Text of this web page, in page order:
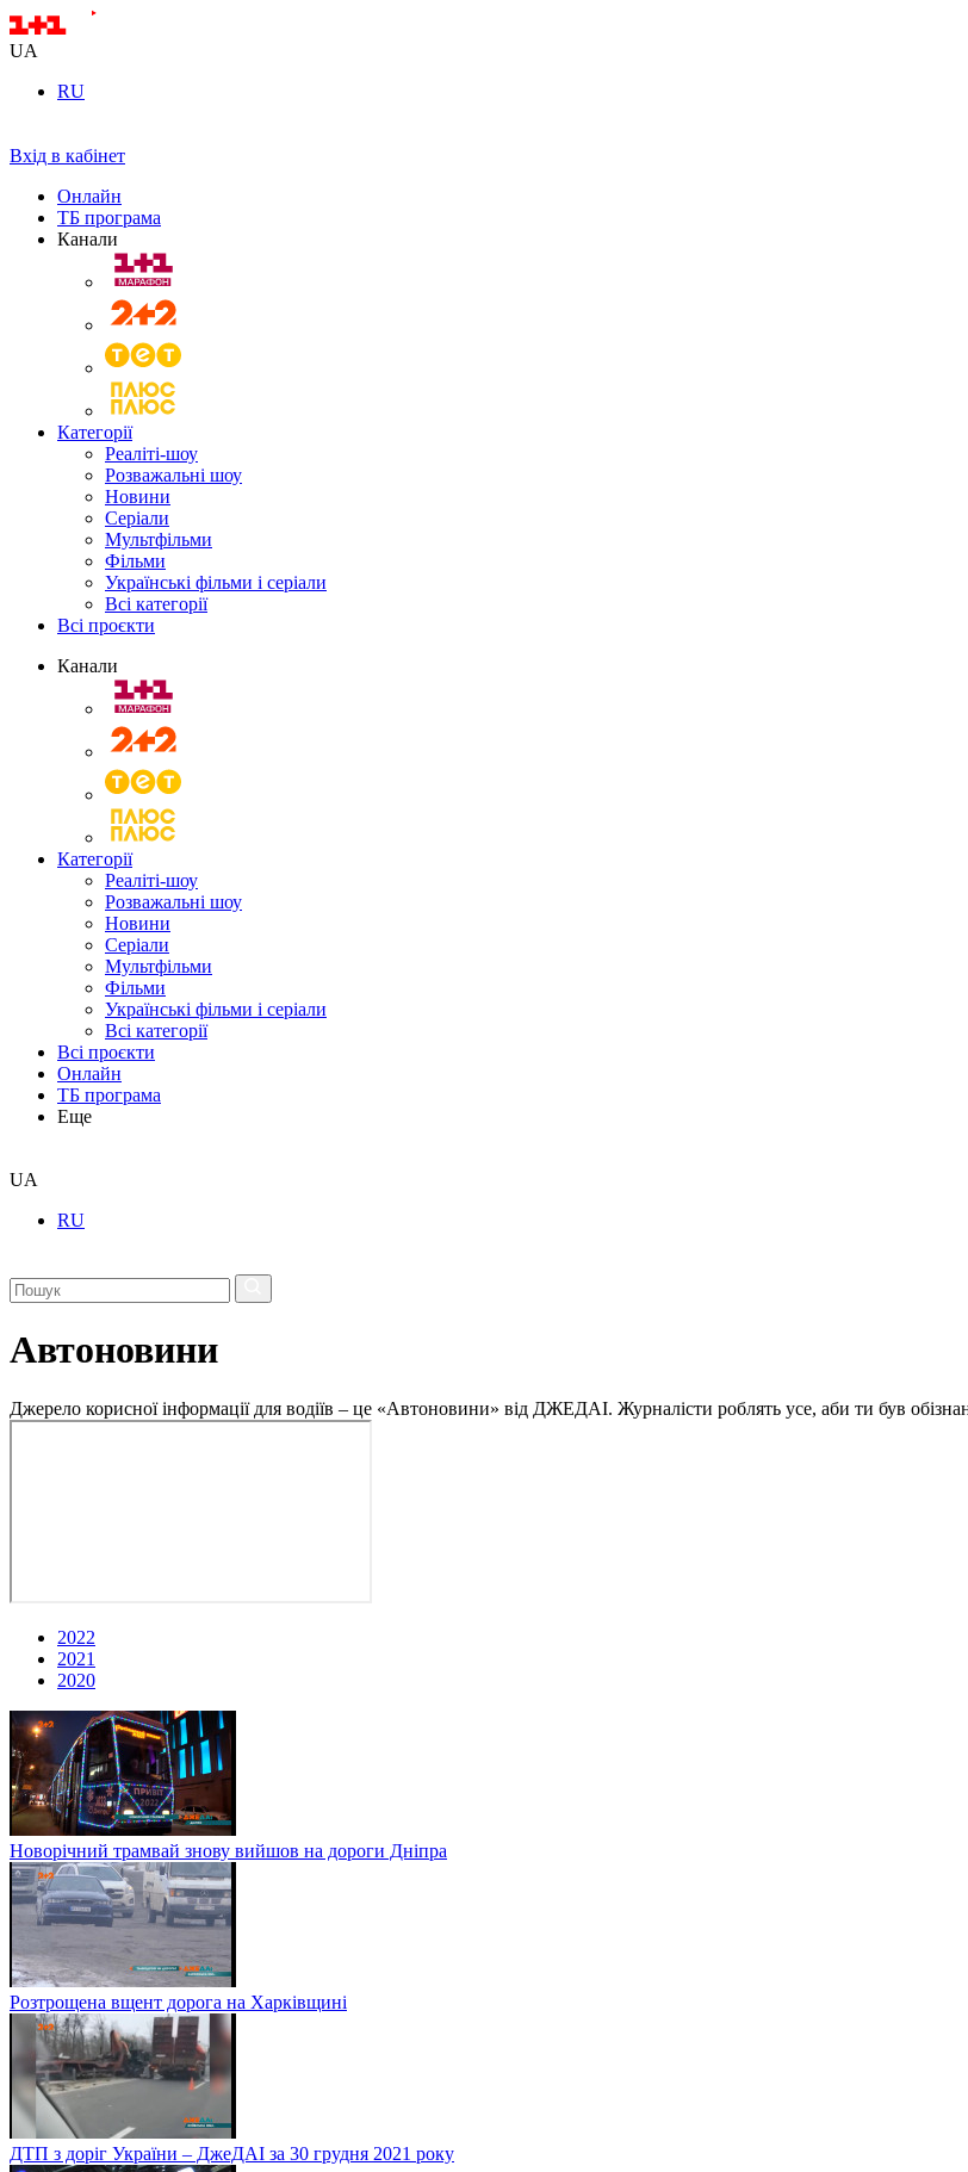
UA
RU
Вхід в кабінет
Онлайн
ТБ програма
Канали
Категорії
Реаліті-шоу
Розважальні шоу
Новини
Серіали
Мультфільми
Фільми
Українські фільми і серіали
Всі категорії
Всі проєкти
Канали
Категорії
Реаліті-шоу
Розважальні шоу
Новини
Серіали
Мультфільми
Фільми
Українські фільми і серіали
Всі категорії
Всі проєкти
Онлайн
ТБ програма
Еще
UA
RU
Автоновини
Джерело корисної інформації для водіїв – це «Автоновини» від ДЖЕДАІ. Журналісти роблять усе, аби ти був
2022
2021
2020
Новорічний трамвай знову вийшов на дороги Дніпра
Розтрощена вщент дорога на Харківщині
ДТП з доріг України – ДжеДАІ за 30 грудня 2021 року